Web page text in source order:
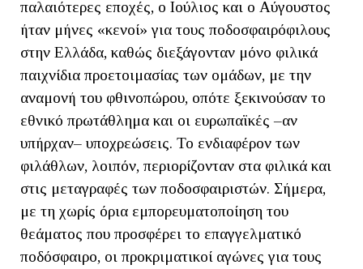
παλαιότερες εποχές, ο Ιούλιος και ο Αύγουστος
ήταν μήνες «κενοί» για τους ποδοσφαιρόφιλους
στην Ελλάδα, καθώς διεξάγονταν μόνο φιλικά
παιχνίδια προετοιμασίας των ομάδων, με την
αναμονή του φθινοπώρου, οπότε ξεκινούσαν το
εθνικό πρωτάθλημα και οι ευρωπαϊκές –αν
υπήρχαν– υποχρεώσεις. Το ενδιαφέρον των
φιλάθλων, λοιπόν, περιορίζονταν στα φιλικά και
στις μεταγραφές των ποδοσφαιριστών. Σήμερα,
με τη χωρίς όρια εμπορευματοποίηση του
θεάματος που προσφέρει το επαγγελματικό
ποδόσφαιρο, οι προκριματικοί αγώνες για τους